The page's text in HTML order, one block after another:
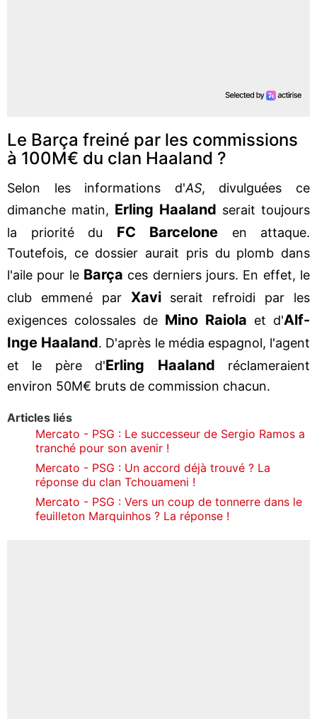
Le Barça freiné par les commissions
à 100M€ du clan Haaland ?
Selon les informations d'AS, divulguées ce
dimanche matin, Erling Haaland serait toujours
la priorité du FC Barcelone en attaque.
Toutefois, ce dossier aurait pris du plomb dans
l'aile pour le Barça ces derniers jours. En effet, le
club emmené par Xaviserait refroidi par les
exigences colossales de Mino Raiola et d'Alf-
Inge Haaland. D'après le média espagnol, l'agent
et le père d'Erling Haaland réclameraient
environ 50M€ bruts de commission chacun.
Articles liés
Mercato - PSG : Le successeur de Sergio Ramos a
tranché pour son avenir !
Mercato - PSG : Un accord déjà trouvé ? La
réponse du clan Tchouameni !
Mercato - PSG : Vers un coup de tonnerre dans le
feuilleton Marquinhos ? La réponse !